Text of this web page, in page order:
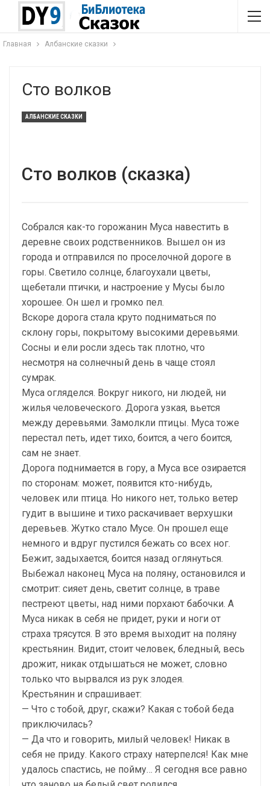
Главная Албанские сказки
Сто волков
АЛБАНСКИЕ СКАЗКИ
Сто волков (сказка)
Собрался как-то горожанин Муса навестить в
деревне своих родственников. Вышел он из
города и отправился по проселочной дороге в
горы. Светило солнце, благоухали цветы,
щебетали птички, и настроение у Мусы было
хорошее. Он шел и громко пел.
Вскоре дорога стала круто подниматься по
склону горы, покрытому высокими деревьями.
Сосны и ели росли здесь так плотно, что
несмотря на солнечный день в чаще стоял
сумрак.
Муса огляделся. Вокруг никого, ни людей, ни
жилья человеческого. Дорога узкая, вьется
между деревьями. Замолкли птицы. Муса тоже
перестал петь, идет тихо, боится, а чего боится,
сам не знает.
Дорога поднимается в гору, а Муса все озирается
по сторонам: может, появится кто-нибудь,
человек или птица. Но никого нет, только ветер
гудит в вышине и тихо раскачивает верхушки
деревьев. Жутко стало Мусе. Он прошел еще
немного и вдруг пустился бежать со всех ног.
Бежит, задыхается, боится назад оглянуться.
Выбежал наконец Муса на поляну, остановился и
смотрит: сияет день, светит солнце, в траве
пестреют цветы, над ними порхают бабочки. А
Муса никак в себя не придет, руки и ноги от
страха трясутся. В это время выходит на поляну
крестьянин. Видит, стоит человек, бледный, весь
дрожит, никак отдышаться не может, словно
только что вырвался из рук злодея.
Крестьянин и спрашивает:
— Что с тобой, друг, скажи? Какая с тобой беда
приключилась?
— Да что и говорить, милый человек! Никак в
себя не приду. Какого страху натерпелся! Как мне
удалось спастись, не пойму… Я сегодня все равно